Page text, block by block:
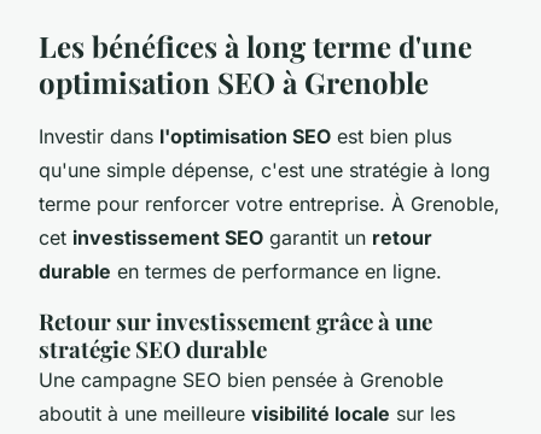
Les bénéfices à long terme d'une
optimisation SEO à Grenoble
Investir dans l'optimisation SEO est bien plus
qu'une simple dépense, c'est une stratégie à long
terme pour renforcer votre entreprise. À Grenoble,
cet investissement SEO garantit un retour
durable en termes de performance en ligne.
Retour sur investissement grâce à une
stratégie SEO durable
Une campagne SEO bien pensée à Grenoble
aboutit à une meilleure visibilité locale sur les